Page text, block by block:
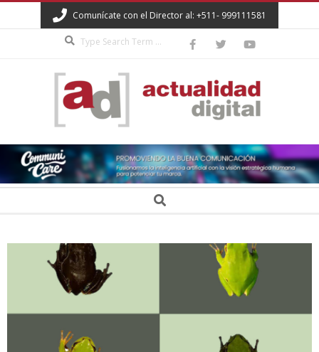
to
Comunícate con el Director al: +511- 999111581
ACTUALIDAD
DIGITAL Search